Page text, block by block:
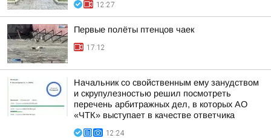
12:27
Первые полёты птенцов чаек
17:12
Начальник со свойственным ему занудством
и скрупулезностью решил посмотреть
перечень арбитражных дел, в которых АО
«ЧТК» выступает в качестве ответчика
12:24